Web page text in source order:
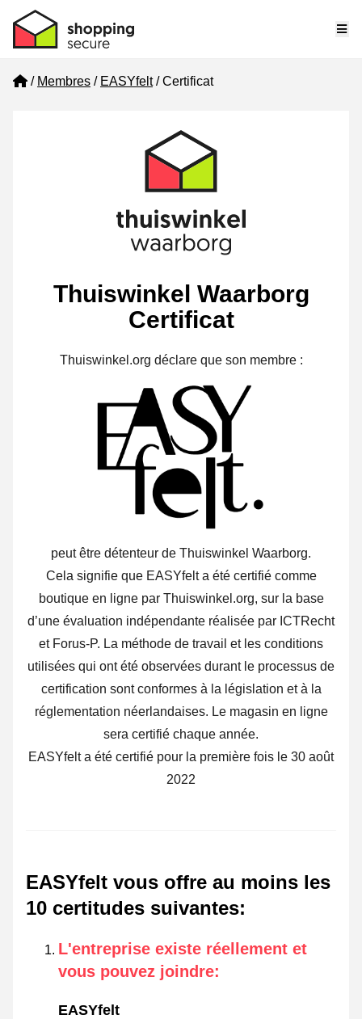
Home
Membres EASYfelt Certificat
Thuiswinkel Waarborg
Certificat
Thuiswinkel.org déclare que son membre :
peut être détenteur de Thuiswinkel Waarborg.
Cela signifie que EASYfelt a été certifié comme
boutique en ligne par Thuiswinkel.org, sur la base
d’une évaluation indépendante réalisée par ICTRecht
et Forus-P. La méthode de travail et les conditions
utilisées qui ont été observées durant le processus de
certification sont conformes à la législation et à la
réglementation néerlandaises. Le magasin en ligne
sera certifié chaque année.
EASYfelt a été certifié pour la première fois le 30 août
2022
EASYfelt vous offre au moins les
10 certitudes suivantes:
L'entreprise existe réellement et
vous pouvez joindre:
EASYfelt